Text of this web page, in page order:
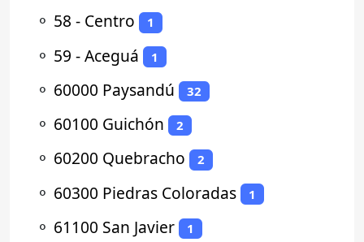
⚬ 58 - Centro 1
⚬ 59 - Aceguá 1
⚬ 60000 Paysandú 32
⚬ 60100 Guichón 2
⚬ 60200 Quebracho 2
⚬ 60300 Piedras Coloradas 1
⚬ 61100 San Javier 1